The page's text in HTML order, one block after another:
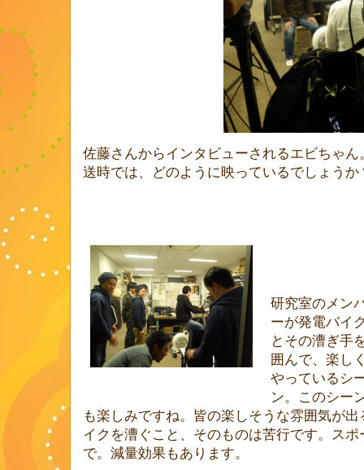
佐藤さんからインタビューされるエビちゃ
送時では、どのように映っているでしょう
研究室のメン
ーが発電バイ
とその漕ぎ手
囲んで、楽し
やっているシ
ン。このシー
も楽しみですね。皆の楽しそうな雰囲気が
イクを漕ぐこと、そのものは苦行です。ス
で。減量効果もあります。